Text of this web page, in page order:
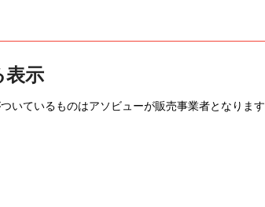
表示
いているものはアソビューが販売事業者となります